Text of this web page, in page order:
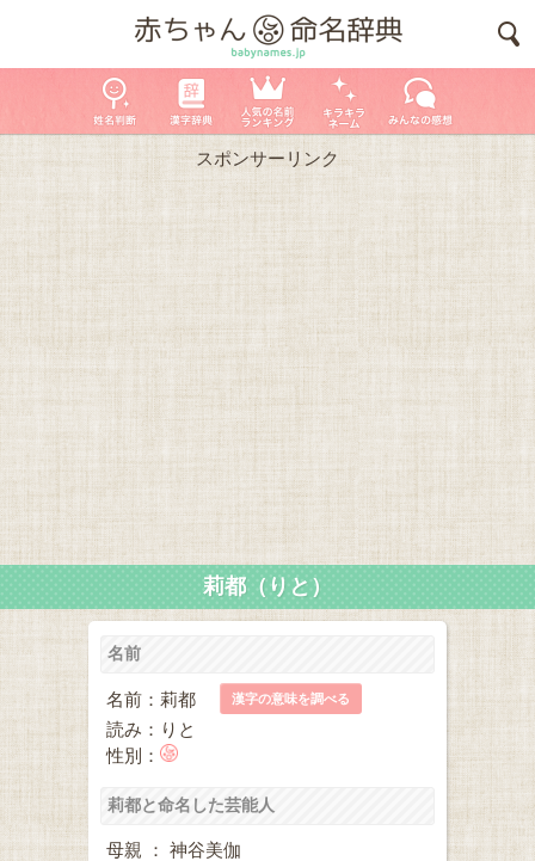
スポンサーリンク
莉都（りと）
名前
名前：莉都 漢字の意味を調べる
読み：りと
性別：
莉都と命名した芸能人
母親 ： 神谷美伽